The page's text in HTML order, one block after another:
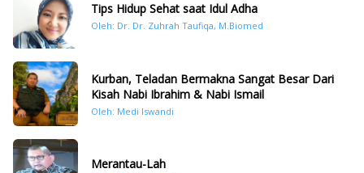
Tips Hidup Sehat saat Idul Adha
Oleh: Dr. Dr. Zuhrah Taufiqa, M.Biomed
Kurban, Teladan Bermakna Sangat Besar Dari
Kisah Nabi Ibrahim & Nabi Ismail
Oleh: Medi Iswandi
Merantau-Lah